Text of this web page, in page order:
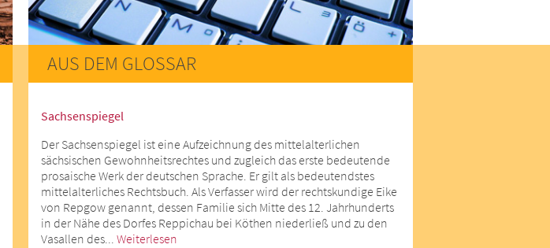
AUS DEM GLOSSAR
Sachsenspiegel
Der Sachsenspiegel ist eine Aufzeichnung des mittelalterlichen
sächsischen Gewohnheitsrechtes und zugleich das erste bedeutende
prosaische Werk der deutschen Sprache. Er gilt als bedeutendstes
mittelalterliches Rechtsbuch. Als Verfasser wird der rechtskundige Eike
von Repgow genannt, dessen Familie sich Mitte des 12. Jahrhunderts
in der Nähe des Dorfes Reppichau bei Köthen niederließ und zu den
Vasallen des... Weiterlesen